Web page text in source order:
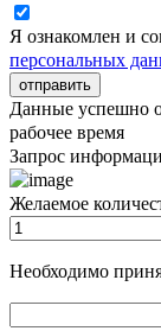
Я ознакомлен и
персональных
отправить
Данные успешно
рабочее время
Запрос
Желаемое
Необходимо